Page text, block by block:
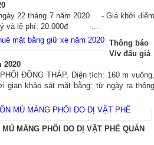
22 tháng 7 năm 2020 - Giá khởi điểm
và lệ phí: 20.000đ -...
Thông báo
V/v đấu giá
2020
ĐỒNG THÁP, Diện tích: 160 m vuông,
gian khảo sát mặt bằng: từ ngày ra thông
MÀNG PHỔI DO DỊ VẬT PHẾ QUẢN